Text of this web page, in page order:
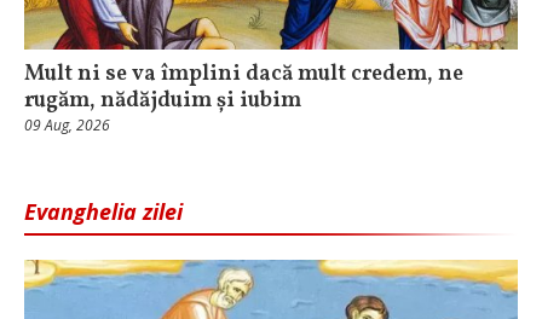
Mult ni se va împlini dacă mult credem, ne
rugăm, nădăjduim și iubim
09 Aug, 2026
Evanghelia zilei